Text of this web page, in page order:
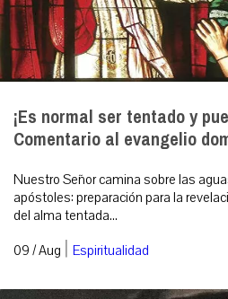
¡Es normal ser tentado y
Comentario al evangelio
Nuestro Señor camina sobre las
apóstoles: preparación para la
del alma tentada...
09 / Aug | Espiritualidad